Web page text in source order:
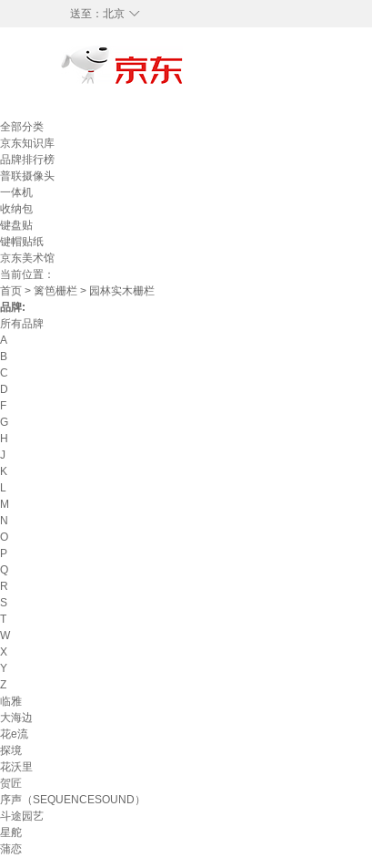
◇
送至： 北京
全部分类
京东知识库
品牌排行榜
普联摄像头
一体机
收纳包
键盘贴
键帽贴纸
京东美术馆
当前位置：
首页 > 篱笆栅栏 > 园林实木栅栏
品牌:
所有品牌
A
B
C
D
F
G
H
J
K
L
M
N
O
P
Q
R
S
T
W
X
Y
Z
临雅
大海边
花e流
探境
花沃里
贺匠
序声（SEQUENCESOUND）
斗途园艺
星舵
蒲恋